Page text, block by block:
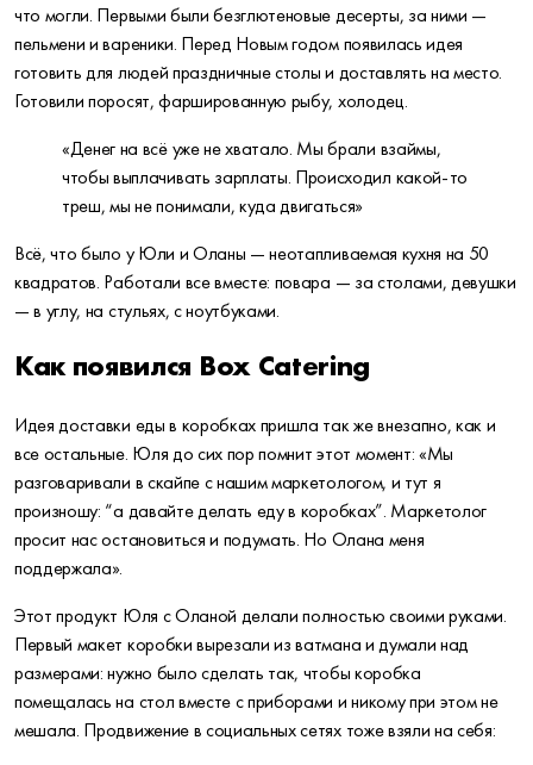
что могли. Первыми были безглютеновые десерты, за ними —
пельмени и вареники. Перед Новым годом появилась идея
готовить для людей праздничные столы и доставлять на место.
Готовили поросят, фаршированную рыбу, холодец.
«Денег на всё уже не хватало. Мы брали взаймы,
чтобы выплачивать зарплаты. Происходил какой-то
треш, мы не понимали, куда двигаться»
Всё, что было у Юли и Оланы — неотапливаемая кухня на 50
квадратов. Работали все вместе: повара — за столами, девушки
— в углу, на стульях, с ноутбуками.
Как появился Box Catering
Идея доставки еды в коробках пришла так же внезапно, как и
все остальные. Юля до сих пор помнит этот момент: «Мы
разговаривали в скайпе с нашим маркетологом, и тут я
произношу: “а давайте делать еду в коробках”. Маркетолог
просит нас остановиться и подумать. Но Олана меня
поддержала».
Этот продукт Юля с Оланой делали полностью своими руками.
Первый макет коробки вырезали из ватмана и думали над
размерами: нужно было сделать так, чтобы коробка
помещалась на стол вместе с приборами и никому при этом не
мешала. Продвижение в социальных сетях тоже взяли на себя: